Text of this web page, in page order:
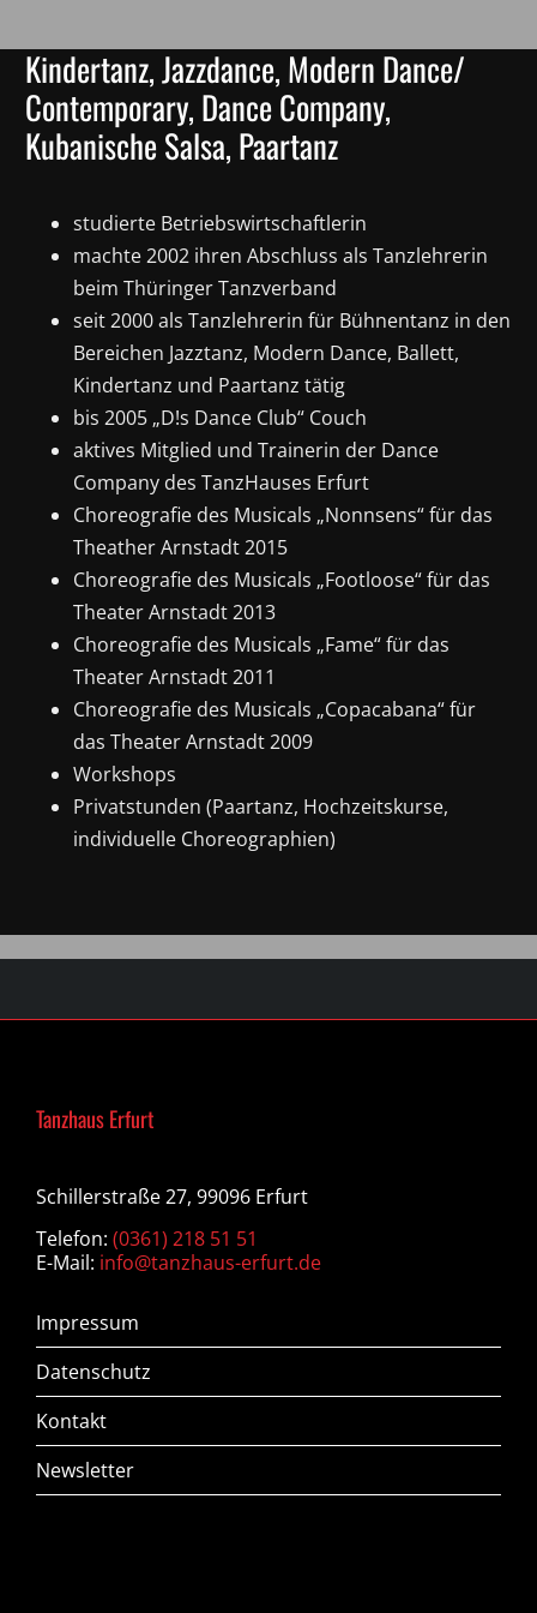
Kindertanz, Jazzdance, Modern Dance/
Contemporary, Dance Company,
Kubanische Salsa, Paartanz
studierte Betriebswirtschaftlerin
machte 2002 ihren Abschluss als Tanzlehrerin
beim Thüringer Tanzverband
seit 2000 als Tanzlehrerin für Bühnentanz in den
Bereichen Jazztanz, Modern Dance, Ballett,
Kindertanz und Paartanz tätig
bis 2005 „D!s Dance Club“ Couch
aktives Mitglied und Trainerin der Dance
Company des TanzHauses Erfurt
Choreografie des Musicals „Nonnsens“ für das
Theather Arnstadt 2015
Choreografie des Musicals „Footloose“ für das
Theater Arnstadt 2013
Choreografie des Musicals „Fame“ für das
Theater Arnstadt 2011
Choreografie des Musicals „Copacabana“ für
das Theater Arnstadt 2009
Workshops
Privatstunden (Paartanz, Hochzeitskurse,
individuelle Choreographien)
Tanzhaus Erfurt
Schillerstraße 27, 99096 Erfurt
Telefon: (0361) 218 51 51
E-Mail: info@tanzhaus-erfurt.de
Impressum
Datenschutz
Kontakt
Newsletter